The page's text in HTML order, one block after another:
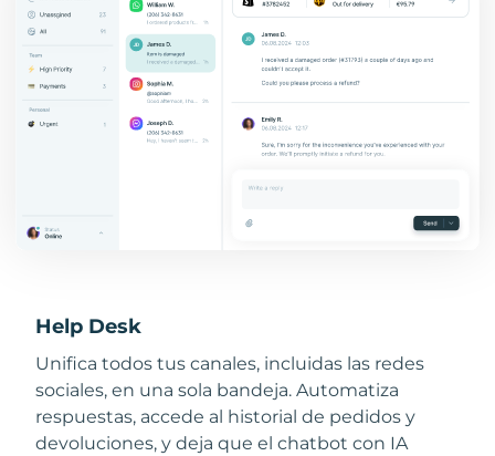
Help Desk
Unifica todos tus canales, incluidas las redes
sociales, en una sola bandeja. Automatiza
respuestas, accede al historial de pedidos y
devoluciones, y deja que el chatbot con IA